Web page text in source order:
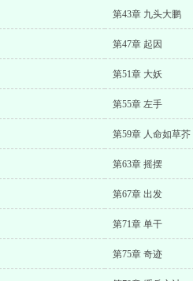
第43章 九头大鹏
第47章 起因
第51章 大妖
第55章 左手
第59章 人命如草芥
第63章 摇摆
第67章 出发
第71章 单干
第75章 奇迹